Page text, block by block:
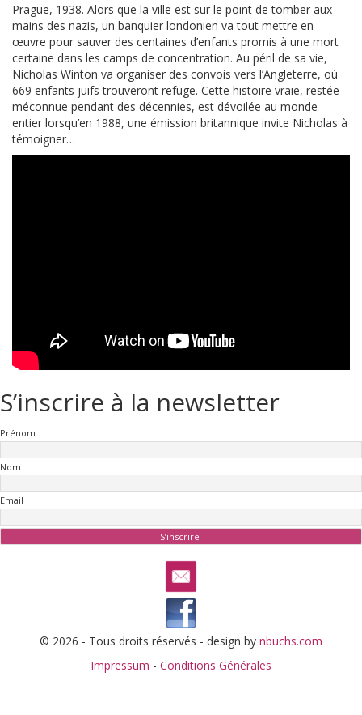
Prague, 1938. Alors que la ville est sur le point de tomber aux
mains des nazis, un banquier londonien va tout mettre en
œuvre pour sauver des centaines d’enfants promis à une mort
certaine dans les camps de concentration. Au péril de sa vie,
Nicholas Winton va organiser des convois vers l’Angleterre, où
669 enfants juifs trouveront refuge. Cette histoire vraie, restée
méconnue pendant des décennies, est dévoilée au monde
entier lorsqu’en 1988, une émission britannique invite Nicholas à
témoigner…
S’inscrire à la newsletter
Prénom
Nom
Email
© 2026 - Tous droits réservés - design by nbuchs.com
Impressum - Conditions Générales